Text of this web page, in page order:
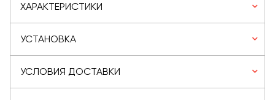
ХАРАКТЕРИСТИКИ
УСТАНОВКА
УСЛОВИЯ ДОСТАВКИ